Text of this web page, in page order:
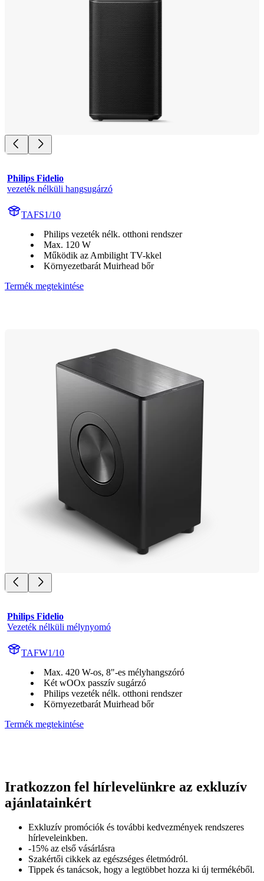
Philips Fidelio
vezeték nélküli hangsugárzó
TAFS1/10
Philips vezeték nélk. otthoni rendszer
Max. 120 W
Működik az Ambilight TV-kkel
Környezetbarát Muirhead bőr
Termék megtekintése
Philips Fidelio
Vezeték nélküli mélynyomó
TAFW1/10
Max. 420 W-os, 8"-es mélyhangszóró
Két wOOx passzív sugárzó
Philips vezeték nélk. otthoni rendszer
Környezetbarát Muirhead bőr
Termék megtekintése
Iratkozzon fel hírlevelünkre az exkluzív
ajánlatainkért​
Exkluzív promóciók és további kedvezmények rendszeres
hírleveleinkben.
-15% az első vásárlásra
Szakértői cikkek az egészséges életmódról.
Tippek és tanácsok, hogy a legtöbbet hozza ki új termékéből.